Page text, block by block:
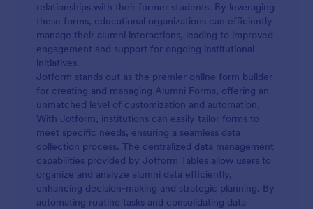
relationships with their former students. By leveraging
these forms, educational organizations can efficiently
manage their alumni interactions, leading to improved
engagement and support for ongoing institutional
initiatives.
Jotform stands out as the premier online form builder
for creating and managing Alumni Forms, offering an
unmatched level of customization and automation.
With Jotform, institutions can easily tailor forms to
meet specific needs, ensuring a seamless data
collection process. The centralized data management
capabilities provided by Jotform Tables allow users to
organize and analyze alumni data efficiently,
enhancing decision-making and strategic planning. By
automating routine tasks and consolidating data